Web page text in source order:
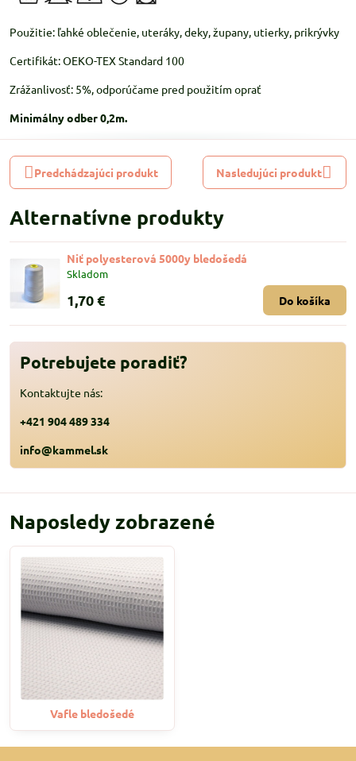
Použitie: ľahké oblečenie, uteráky, deky, župany, utierky, prikrývky
Certifikát: OEKO-TEX Standard 100
Zrážanlivosť: 5%, odporúčame pred použitím oprať
Minimálny odber 0,2m.
Predchádzajúci produkt Nasledujúci produkt
Alternatívne produkty
Niť polyesterová 5000y bledošedá
Skladom
1,70 € Do košíka
Potrebujete poradiť?
Kontaktujte nás:
+421 904 489 334
info@kammel.sk
Naposledy zobrazené
Vafle bledošedé